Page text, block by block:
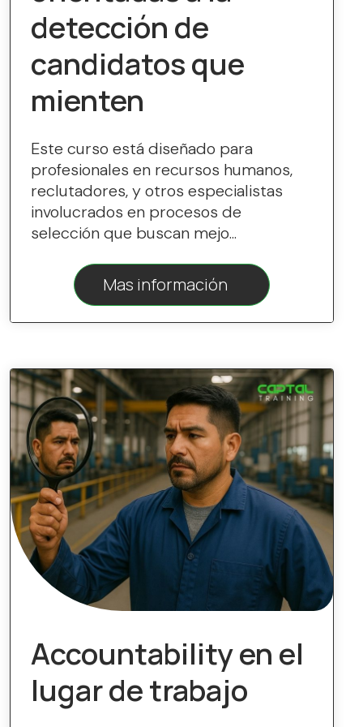
detección de
candidatos que
mienten
Este curso está diseñado para
profesionales en recursos humanos,
reclutadores, y otros especialistas
involucrados en procesos de
selección que buscan mejo...
Mas información
Accountability en el
lugar de trabajo